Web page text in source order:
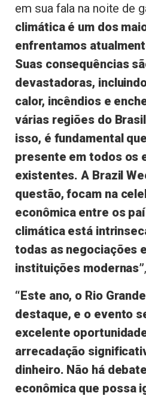
em sua fala na noite de
climática é um dos
enfrentamos
Suas consequências
devastadoras,
calor, incêndios e
várias regiões do
isso, é fundamental
presente em todos os
existentes. A Brazil
questão, focam na
econômica entre os
climática está
todas as negociações
instituições modernas”
“Este ano, o Rio
destaque, e o evento
excelente
arrecadação
dinheiro. Não há
econômica que possa